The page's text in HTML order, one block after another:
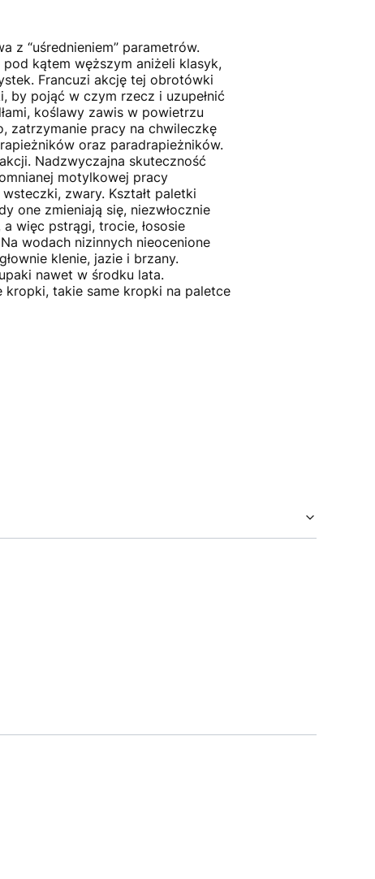
z “uśrednieniem” parametrów.
kątem węższym aniżeli klasyk,
Francuzi akcję tej obrotówki
by pojąć w czym rzecz i uzupełnić
koślawy zawis w powietrzu
zatrzymanie pracy na chwileczkę
oraz paradrapieżników.
Nadzwyczajna skuteczność
motylkowej pracy
zwary. Kształt paletki
one zmieniają się, niezwłocznie
więc pstrągi, trocie, łososie
wodach nizinnych nieocenione
klenie, jazie i brzany.
nawet w środku lata.
kropki, takie same kropki na paletce